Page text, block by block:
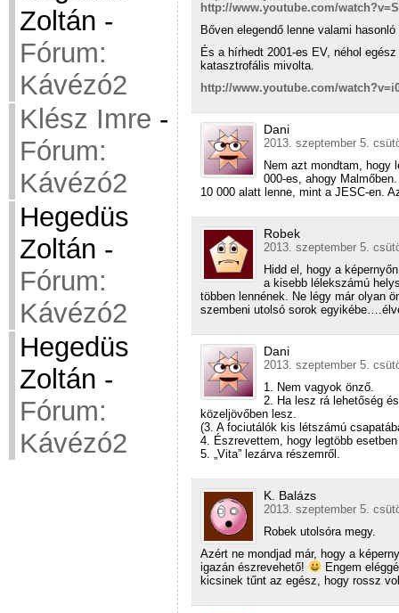
Zoltán -
Fórum:
Kávézó2
Klész Imre -
Fórum:
Kávézó2
Hegedüs
Zoltán -
Fórum:
Kávézó2
Hegedüs
Zoltán -
Fórum:
Kávézó2
http://www.youtube.com/
Bőven elegendő lenne valami
És a hírhedt 2001-es EV, néhol
katasztrofális mivolta.
http://www.youtube.com/
Dani
2013. szeptember 5.
Nem azt mondtam, hogy
000-es, ahogy
10 000 alatt lenne, mint a JESC-en.
Robek
2013. szeptember 5.
Hidd el, hogy a
a kisebb lélekszámú
többen lennének. Ne légy már olyan
szembeni utolsó sorok
Dani
2013. szeptember 5.
1. Nem vagyok önző.
2. Ha lesz rá lehetőség
közeljövőben lesz.
(3. A fociutálók kis létszámú
4. Észrevettem, hogy legtöbb
5. „Vita” lezárva részemről.
K. Balázs
2013. szeptember 5.
Robek utolsóra megy.
Azért ne mondjad már, hogy a
igazán észrevehető!
Engem
kicsinek tűnt az egész, hogy rossz